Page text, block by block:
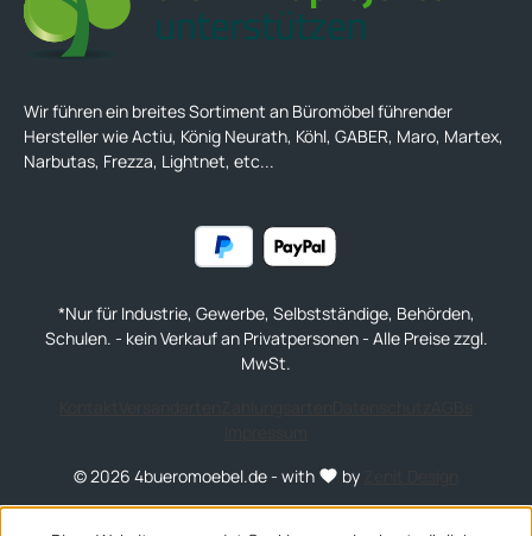
Wir führen ein breites Sortiment an Büromöbel führender
Hersteller wie Actiu, König Neurath, Köhl, GABER, Maro, Martex,
Narbutas, Frezza, Lightnet, etc...
*Nur für Industrie, Gewerbe, Selbstständige, Behörden,
Schulen. - kein Verkauf an Privatpersonen - Alle Preise zzgl.
MwSt.
© 2026 4bueromoebel.de - with by